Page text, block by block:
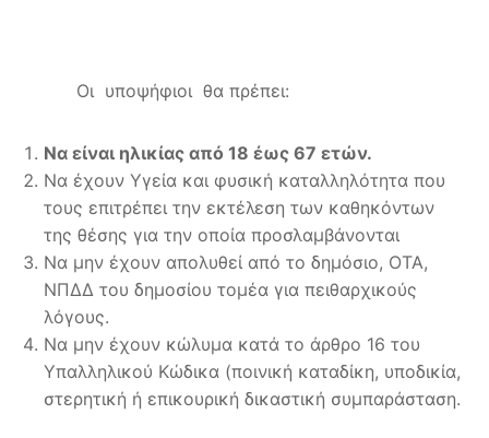
Οι υποψήφιοι θα πρέπει:
Να είναι ηλικίας από 18 έως 67 ετών.
Να έχουν Υγεία και φυσική καταλληλότητα που
τους επιτρέπει την εκτέλεση των καθηκόντων
της θέσης για την οποία προσλαμβάνονται
Να μην έχουν απολυθεί από το δημόσιο, ΟΤΑ,
ΝΠΔΔ του δημοσίου τομέα για πειθαρχικούς
λόγους.
Να μην έχουν κώλυμα κατά το άρθρο 16 του
Υπαλληλικού Κώδικα (ποινική καταδίκη, υποδικία,
στερητική ή επικουρική δικαστική συμπαράσταση.